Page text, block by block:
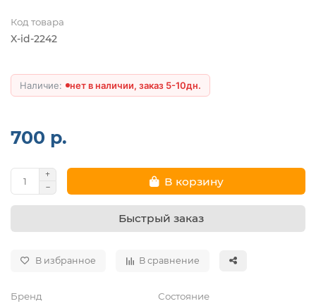
Код товара
X-id-2242
нет в наличии, заказ 5-10дн.
700 р.
В корзину
Быстрый заказ
В избранное В сравнение
Бренд Состояние